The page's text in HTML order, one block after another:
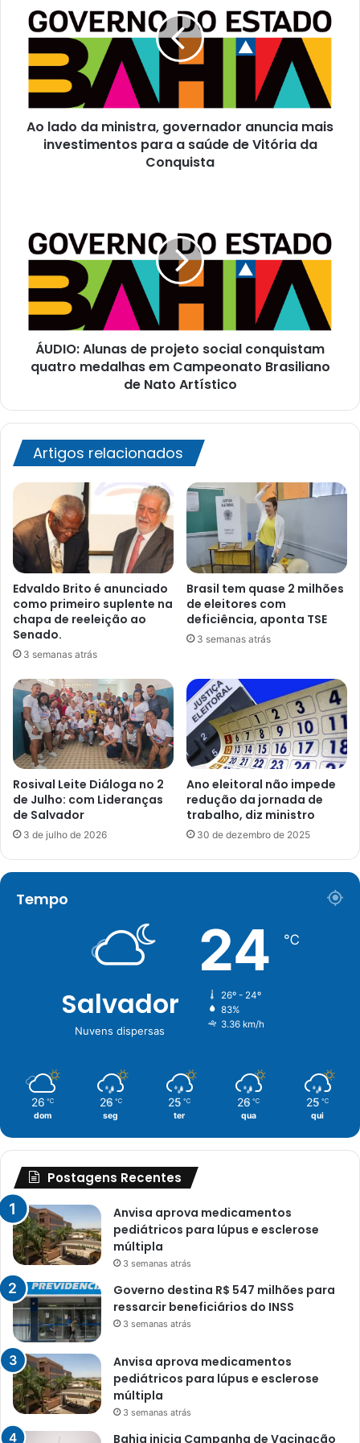
ministra,
governador
anuncia
investimentos
para
Ao lado da ministra, governador anuncia mais
investimentos para a saúde de Vitória da
Conquista
projeto
social
conquistam
medalhas
Campeonato
Brasiliano
Artístico
ÁUDIO: Alunas de projeto social conquistam
quatro medalhas em Campeonato Brasiliano
de Nato Artístico
Artigos relacionados
Edvaldo Brito é anunciado
como primeiro suplente na
chapa de reeleição ao
Senado.
3 semanas atrás
Brasil tem quase 2 milhões
de eleitores com
deficiência, aponta TSE
3 semanas atrás
Rosival Leite Diáloga no 2
de Julho: com Lideranças
de Salvador
3 de julho de 2026
Ano eleitoral não impede
redução da jornada de
trabalho, diz ministro
30 de dezembro de 2025
Tempo
Salvador
Nuvens dispersas
24 ℃
26º - 24º
83%
3.36 km/h
26 ℃
dom
26 ℃
seg
25 ℃
ter
26 ℃
qua
25 ℃
qui
Postagens Recentes
Anvisa aprova medicamentos
pediátricos para lúpus e esclerose
múltipla
3 semanas atrás
Governo destina R$ 547 milhões para
ressarcir beneficiários do INSS
3 semanas atrás
Anvisa aprova medicamentos
pediátricos para lúpus e esclerose
múltipla
3 semanas atrás
Bahia inicia Campanha de Vacinação